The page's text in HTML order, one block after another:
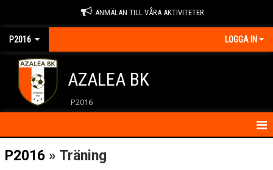
ANMÄLAN TILL VÅRA AKTIVITETER
P2016 LOGGA IN
AZALEA BK
P2016
HEM
P2016 » Träning